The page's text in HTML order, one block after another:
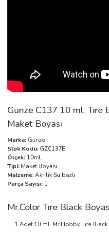
Gunze C137 10 ml. Tire
Maket Boyası
Marka: Gunze
Stok Kodu: GZC137E
Ölçek: 10ml.
Tipi: Maket Boyası
Malzeme:Akrilik Su bazlı
Parça Sayısı: 1
Mr.Color Tire Black
1 Adet 10 ml. Mr.Hobby Tire Black